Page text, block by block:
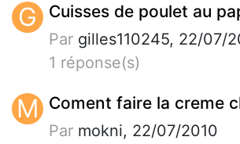
G Cuisses de poulet au
Par gilles110245, 22/07/
1 réponse(s)
M Coment faire la creme
Par mokni, 22/07/2010